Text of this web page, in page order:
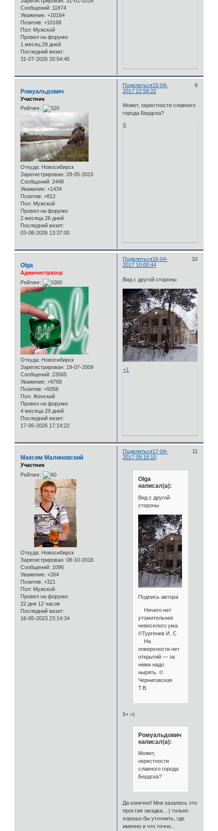
Сообщений: 11874
Уважение: +10164
Позитив: +10168
Пол: Мужской
Провел на форуме:
1 месяц 29 дней
Последний визит:
31-07-2026 20:54:45
Поделиться 9
15-04-
2017 22:58:22
Ромуальдович
Участник
Рейтинг:
Откуда: Новосибирск
Зарегистрирован: 28-05-2015
Сообщений: 2448
Уважение: +1434
Позитив: +812
Пол: Мужской
Провел на форуме:
2 месяца 26 дней
Последний визит:
03-08-2026 13:37:00
Может, окрестности славного
города Бердска?
0
Поделиться 10
16-04-
2017 10:00:44
Olga
Администратор
Рейтинг:
Откуда: Новосибирск
Зарегистрирован: 19-07-2009
Сообщений: 23565
Уважение: +9768
Позитив: +9358
Пол: Женский
Провел на форуме:
4 месяца 29 дней
Последний визит:
17-06-2026 17:14:22
Вид с другой стороны
+1
Поделиться 11
17-04-
2017 09:18:10
Максим Малиновский
Участник
Рейтинг:
Откуда: Новосибирск
Зарегистрирован: 08-10-2016
Сообщений: 1096
Уважение: +264
Позитив: +321
Пол: Мужской
Провел на форуме:
22 дня 12 часов
Последний визит:
16-05-2023 23:14:34
Olga
написал(а):
Вид с другой
стороны
Подпись автора
Ничего нет
утомительнее
невеселого ума.
©Тургенев И. С.
На
поверхности нет
открытий — за
ними надо
нырять. ©
Черниговская
Т.В.
5+ =)
Ромуальдович
написал(а):
Может,
окрестности
славного города
Бердска?
Да конечно! Мне казалось это
простая загадка....) только
хорошо бы уточнить, где
именно и что точно...